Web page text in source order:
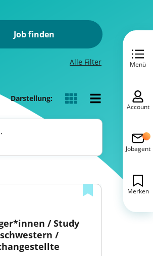
Job finden
Alle Filter
Darstellung:
/ Study
/
Menü
Account
Jobagent
Merken